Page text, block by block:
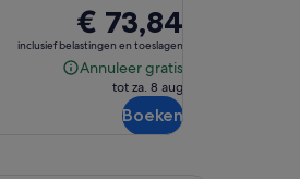
De
prijs
is
€ 73,84
€ 73,84
inclusief belastingen en toeslagen
Annuleer gratis
Annuleer
tot za. 8 aug
Boeken